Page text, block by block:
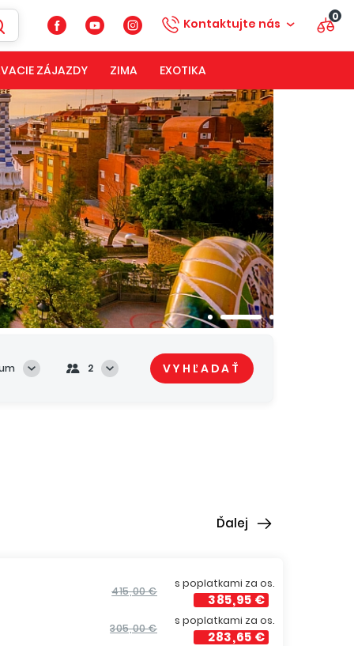
Kontaktujte nás 0
ZÁJAZDY ZIMA EXOTIKA
2 VYHĽADAŤ
Ďalej
415,00 €
s poplatkami za os.
385,95 €
305,00 €
s poplatkami za os.
283,65 €